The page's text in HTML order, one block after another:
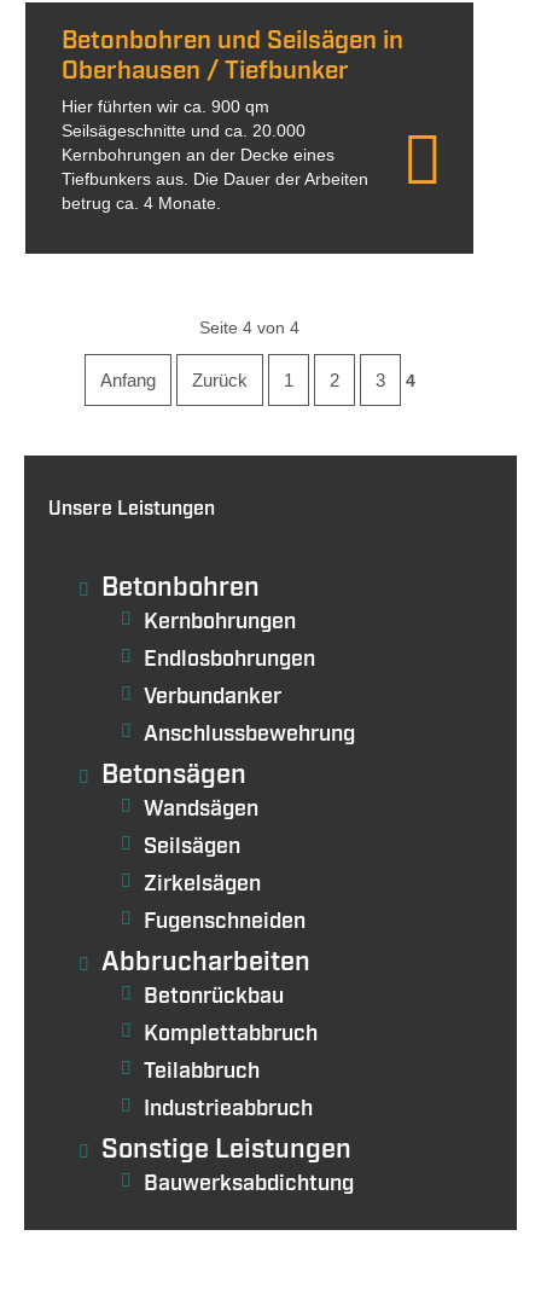
Betonbohren und Seilsägen in
Oberhausen / Tiefbunker
Hier führten wir ca. 900 qm
Seilsägeschnitte und ca. 20.000
Kernbohrungen an der Decke eines
Tiefbunkers aus. Die Dauer der Arbeiten
betrug ca. 4 Monate.
Seite 4 von 4
Anfang Zurück 1 2 3 4
Unsere Leistungen
Betonbohren
Kernbohrungen
Endlosbohrungen
Verbundanker
Anschlussbewehrung
Betonsägen
Wandsägen
Seilsägen
Zirkelsägen
Fugenschneiden
Abbrucharbeiten
Betonrückbau
Komplettabbruch
Teilabbruch
Industrieabbruch
Sonstige Leistungen
Bauwerksabdichtung